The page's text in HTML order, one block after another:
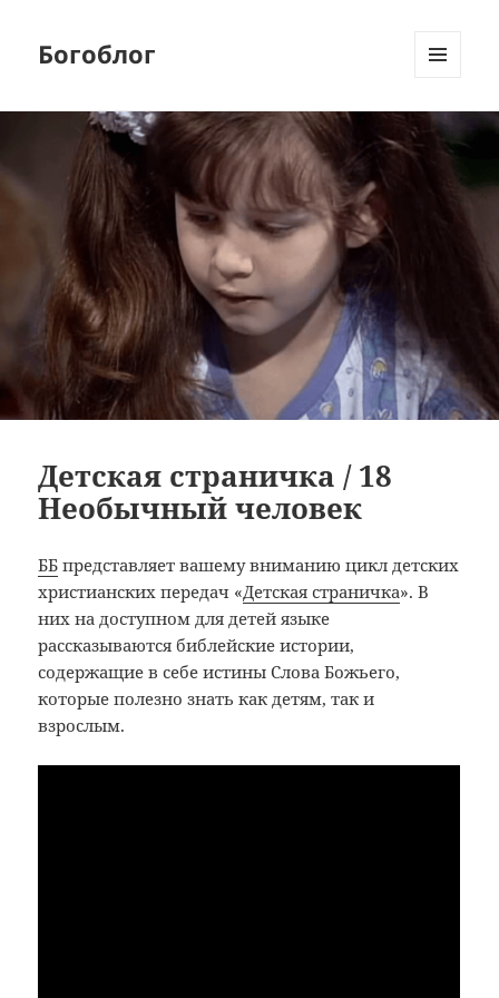
Богоблог
ВИДЖЕТЫ
Детская страничка / 18
Необычный человек
ББ представляет вашему вниманию цикл детских
христианских передач «Детская страничка». В
них на доступном для детей языке
рассказываются библейские истории,
содержащие в себе истины Слова Божьего,
которые полезно знать как детям, так и
взрослым.